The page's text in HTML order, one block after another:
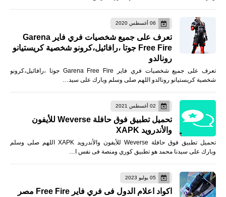
06 أغسطس 2020
تعرف على جميع شخصيات فري فاير Garena
Free Fire جوتا ،رافائيل،كرونو شخصية كريستيانو
رونالدو
تعرف على جميع شخصيات فري فاير Garena Free Fire جوتا ،رافائيل،كرونو
شخصية كريستيانو رونالدو اللهم صلى وسلم وبارك على سيد…
02 أغسطس 2021
تحميل تطبيق فوق حافلة Weverse للأيفون
والأندرويد XAPK
تحميل تطبيق فوق حافلة Weverse للأيفون والأندرويد XAPK اللهم صلى وسلم
وبارك على سيدنا محمد هو تطبيق كوري ومنصة فى نفس ا…
05 يوليو 2023
اكواد اعلام الدول فى فري فاير Free Fire مصر